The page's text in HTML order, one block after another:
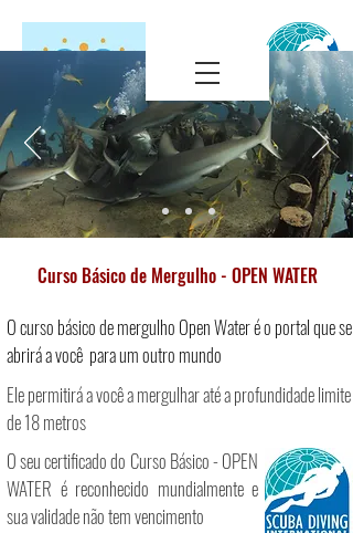
Curso Básico de Mergulho - OPEN WATER
O curso básico de mergulho Open Water é o portal que se
abrirá a você para um outro mundo
Ele permitirá a você a mergulhar até a profundidade limite
de 18 metros
O seu certificado do Curso Básico - OPEN
WATER é reconhecido mundialmente e
sua validade não tem vencimento